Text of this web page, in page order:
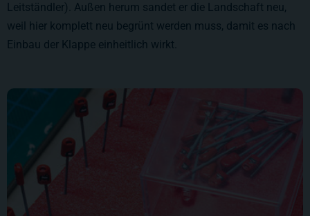
Leitständler). Außen herum sandet er die Landschaft neu,
weil hier komplett neu begrünt werden muss, damit es nach
Einbau der Klappe einheitlich wirkt.